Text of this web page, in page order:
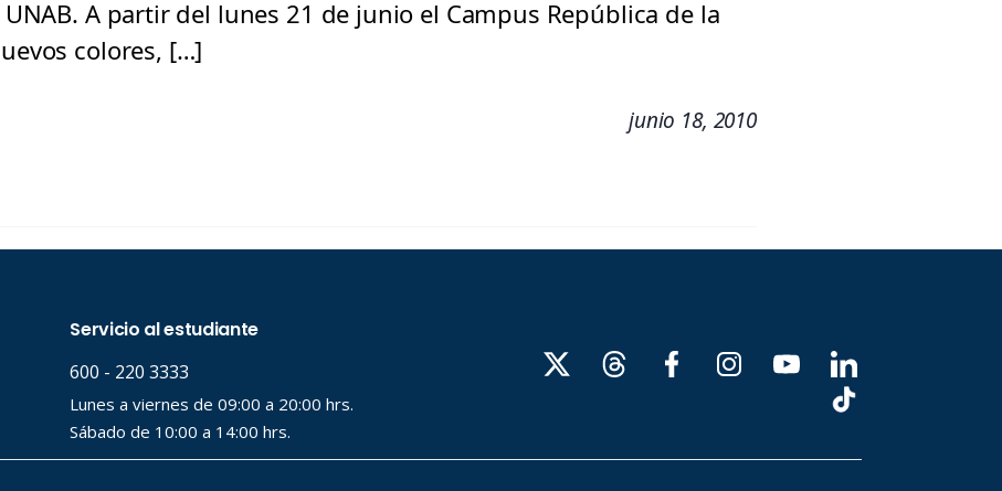
A partir del lunes 21 de junio el Campus República de la
colores, […]
junio 18, 2010